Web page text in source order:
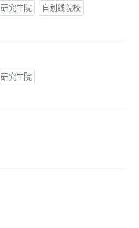
研究生院 自划线院校
研究生院